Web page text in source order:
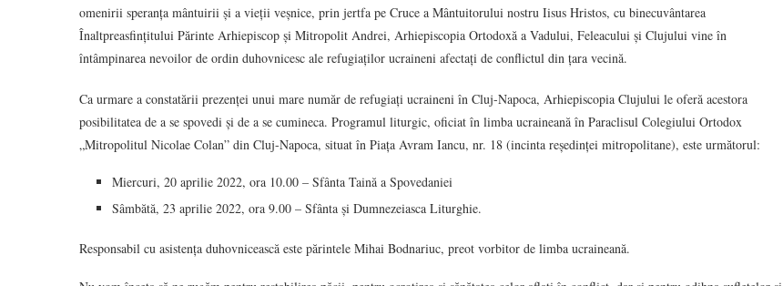
omenirii speranța mântuirii și a vieții veșnice, prin jertfa pe Cruce a Mântuitorului nostru Iisus Hristos, cu binecuvântarea
Înaltpreasfințitului Părinte Arhiepiscop și Mitropolit Andrei, Arhiepiscopia Ortodoxă a Vadului, Feleacului și Clujului vine în
întâmpinarea nevoilor de ordin duhovnicesc ale refugiaților ucraineni afectați de conflictul din țara vecină.
Ca urmare a constatării prezenței unui mare număr de refugiați ucraineni în Cluj-Napoca, Arhiepiscopia Clujului le oferă acestora
posibilitatea de a se spovedi și de a se cumineca. Programul liturgic, oficiat în limba ucraineană în Paraclisul Colegiului Ortodox
„Mitropolitul Nicolae Colan” din Cluj-Napoca, situat în Piața Avram Iancu, nr. 18 (incinta reședinței mitropolitane), este următorul:
Miercuri, 20 aprilie 2022, ora 10.00 – Sfânta Taină a Spovedaniei
Sâmbătă, 23 aprilie 2022, ora 9.00 – Sfânta și Dumnezeiasca Liturghie.
Responsabil cu asistența duhovnicească este părintele Mihai Bodnariuc, preot vorbitor de limba ucraineană.